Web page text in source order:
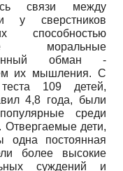
связи между
у сверстников
способностью
моральные
обман -
их мышления. С
109 детей,
4,8 года, были
среди
Отвергаемые дети,
одна постоянная
более высокие
суждений и